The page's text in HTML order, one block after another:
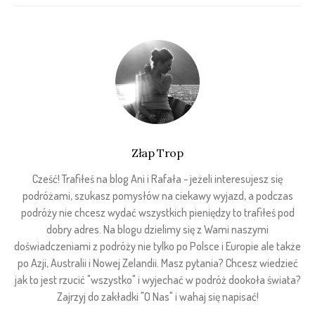
Złap Trop
Cześć! Trafiłeś na blog Ani i Rafała - jeżeli interesujesz się
podróżami, szukasz pomysłów na ciekawy wyjazd, a podczas
podróży nie chcesz wydać wszystkich pieniędzy to trafiłeś pod
dobry adres. Na blogu dzielimy się z Wami naszymi
doświadczeniami z podróży nie tylko po Polsce i Europie ale także
po Azji, Australii i Nowej Zelandii. Masz pytania? Chcesz wiedzieć
jak to jest rzucić "wszystko" i wyjechać w podróż dookoła świata?
Zajrzyj do zakładki "O Nas" i wahaj się napisać!